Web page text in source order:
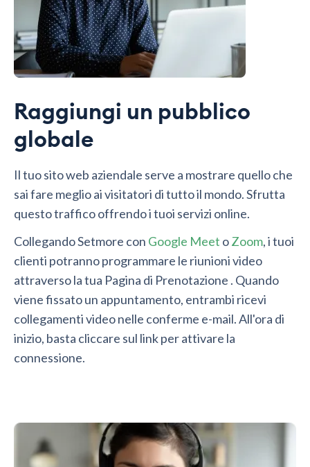
Raggiungi un pubblico
globale
Il tuo sito web aziendale serve a mostrare quello che
sai fare meglio ai visitatori di tutto il mondo. Sfrutta
questo traffico offrendo i tuoi servizi online.
Collegando Setmore con Google Meet oZoom, i tuoi
clienti potranno programmare le riunioni video
attraverso la tua Pagina di Prenotazione . Quando
viene fissato un appuntamento, entrambi ricevi
collegamenti video nelle conferme e-mail. All'ora di
inizio, basta cliccare sul link per attivare la
connessione.